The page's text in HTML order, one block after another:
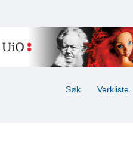
Søk Verkliste